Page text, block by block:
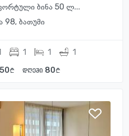
ბინა 50 ლ...
98, ბათუმი
1 1 1
50 დღეში 80